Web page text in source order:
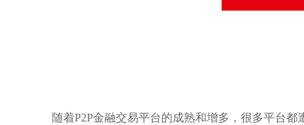
随着P2P金融交易平台的成熟和增多，很多平台